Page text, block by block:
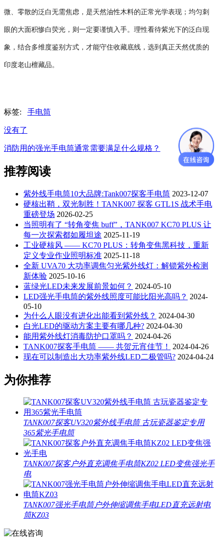
微、零散的泛白无需焦虑，是天然油性木料的正常光学表现；均匀刺
眼的大面积惨白荧光，则一定要谨慎入手。理性看待紫光下的泛白现
象，结合多维度鉴别方式，才能守住收藏底线，选到真正天然优质的
印度老山檀藏品。
标签: 手电筒
没有了
消防用的强光手电筒通常需要满足什么规格？
推荐阅读
紫外线手电筒10大品牌:Tank007探客手电筒 2023-12-07
硬核出鞘，双光制胜！TANK007 探客 GTL1S 战术手电
重磅登场 2026-02-25
当照明有了 “转角变焦 buff”，TANK007 KC70 PLUS 让
每一次探索都如履坦途 2025-11-19
工业硬核风 —— KC70 PLUS：转角变焦黑科技，重新
定义专业作业照明标准 2025-11-18
全新 UVA70 大功率调焦匀光紫外线灯：解锁紫外检测
新体验 2025-10-16
蓝绿光LED未来发展前景如何？ 2024-05-10
LED强光手电筒的紫外线照度可能比阳光高吗？ 2024-
05-10
为什么人眼没有进化出能看到紫外线？ 2024-04-30
白光LED的驱动方案主要有哪几种? 2024-04-30
能用紫外线灯消毒防护口罩吗？ 2024-04-26
TANK007探客手电筒 —— 共贺元宵佳节！
2024-04-26
现在可以制造出大功率紫外线LED二极管吗? 2024-04-24
为你推荐
TANK007探客UV320紫外线手电筒 古玩瓷器鉴定专用
365紫光手电筒
TANK007探客户外直充调焦手电筒KZ02 LED变焦强光手
电
TANK007强光手电筒户外伸缩调焦手电LED直充远射电
筒KZ03